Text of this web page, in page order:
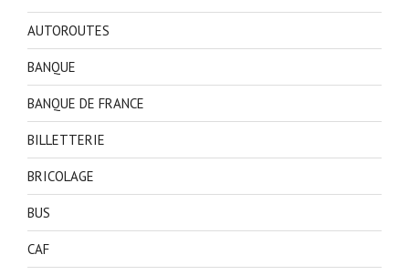
AUTOROUTES
BANQUE
BANQUE DE FRANCE
BILLETTERIE
BRICOLAGE
BUS
CAF